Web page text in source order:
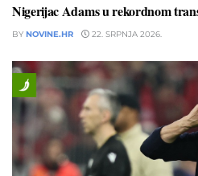
Nigerijac Adams u rekordnom
BY NOVINE.HR 22. SRPNJA 2026.